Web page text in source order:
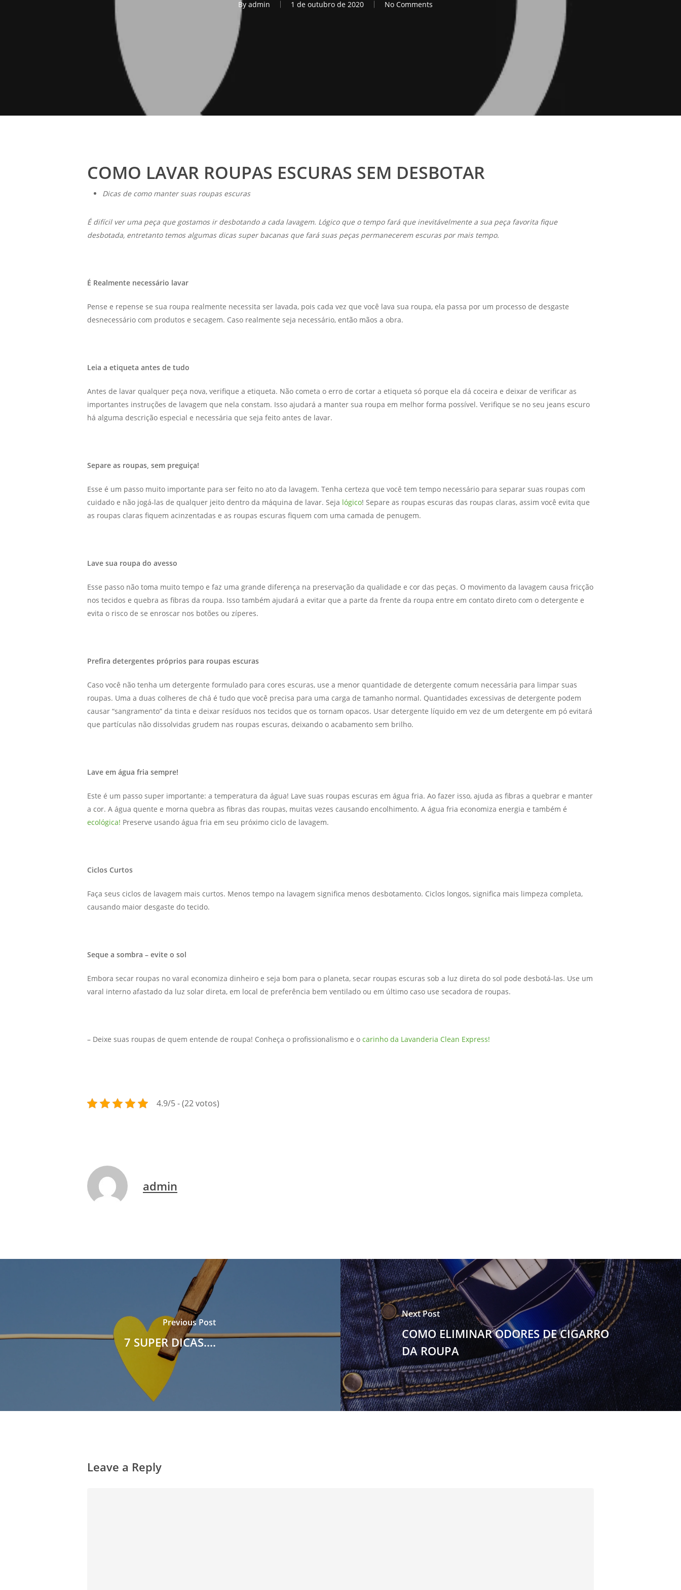
By admin 1 de outubro de 2020 No Comments
COMO LAVAR ROUPAS ESCURAS SEM DESBOTAR
Dicas de como manter suas roupas escuras
É difícil ver uma peça que gostamos ir desbotando a cada lavagem. Lógico que o tempo fará que inevitávelmente a sua peça favorita fique
desbotada, entretanto temos algumas dicas super bacanas que fará suas peças permanecerem escuras por mais tempo.
É Realmente necessário lavar
Pense e repense se sua roupa realmente necessita ser lavada, pois cada vez que você lava sua roupa, ela passa por um processo de desgaste
desnecessário com produtos e secagem. Caso realmente seja necessário, então mãos a obra.
Leia a etiqueta antes de tudo
Antes de lavar qualquer peça nova, verifique a etiqueta. Não cometa o erro de cortar a etiqueta só porque ela dá coceira e deixar de verificar as
importantes instruções de lavagem que nela constam. Isso ajudará a manter sua roupa em melhor forma possível. Verifique se no seu jeans escuro
há alguma descrição especial e necessária que seja feito antes de lavar.
Separe as roupas, sem preguiça!
Esse é um passo muito importante para ser feito no ato da lavagem. Tenha certeza que você tem tempo necessário para separar suas roupas com
cuidado e não jogá-las de qualquer jeito dentro da máquina de lavar. Seja lógico! Separe as roupas escuras das roupas claras, assim você evita que
as roupas claras fiquem acinzentadas e as roupas escuras fiquem com uma camada de penugem.
Lave sua roupa do avesso
Esse passo não toma muito tempo e faz uma grande diferença na preservação da qualidade e cor das peças. O movimento da lavagem causa fricção
nos tecidos e quebra as fibras da roupa. Isso também ajudará a evitar que a parte da frente da roupa entre em contato direto com o detergente e
evita o risco de se enroscar nos botões ou zíperes.
Prefira detergentes próprios para roupas escuras
Caso você não tenha um detergente formulado para cores escuras, use a menor quantidade de detergente comum necessária para limpar suas
roupas. Uma a duas colheres de chá é tudo que você precisa para uma carga de tamanho normal. Quantidades excessivas de detergente podem
causar “sangramento” da tinta e deixar resíduos nos tecidos que os tornam opacos. Usar detergente líquido em vez de um detergente em pó evitará
que partículas não dissolvidas grudem nas roupas escuras, deixando o acabamento sem brilho.
Lave em água fria sempre!
Este é um passo super importante: a temperatura da água! Lave suas roupas escuras em água fria. Ao fazer isso, ajuda as fibras a quebrar e manter
a cor. A água quente e morna quebra as fibras das roupas, muitas vezes causando encolhimento. A água fria economiza energia e também é
ecológica! Preserve usando água fria em seu próximo ciclo de lavagem.
Ciclos Curtos
Faça seus ciclos de lavagem mais curtos. Menos tempo na lavagem significa menos desbotamento. Ciclos longos, significa mais limpeza completa,
causando maior desgaste do tecido.
Seque a sombra – evite o sol
Embora secar roupas no varal economiza dinheiro e seja bom para o planeta, secar roupas escuras sob a luz direta do sol pode desbotá-las. Use um
varal interno afastado da luz solar direta, em local de preferência bem ventilado ou em último caso use secadora de roupas.
– Deixe suas roupas de quem entende de roupa! Conheça o profissionalismo e o carinho da Lavanderia Clean Express!
4.9/5 - (22 votos)
admin
Previous Post
7 SUPER DICAS....
Next Post
COMO ELIMINAR ODORES DE CIGARRO
DA ROUPA
Leave a Reply